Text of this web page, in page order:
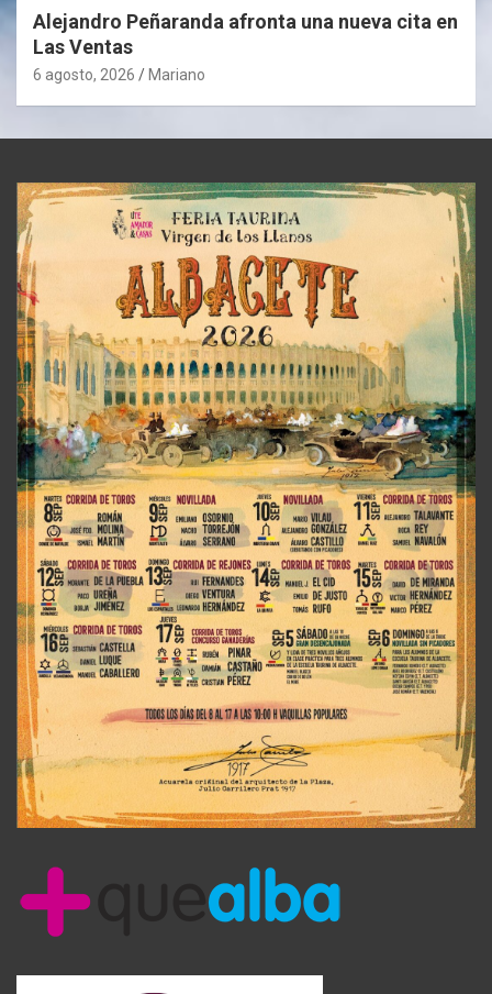
Alejandro Peñaranda afronta una nueva cita en
Las Ventas
6 agosto, 2026 Mariano